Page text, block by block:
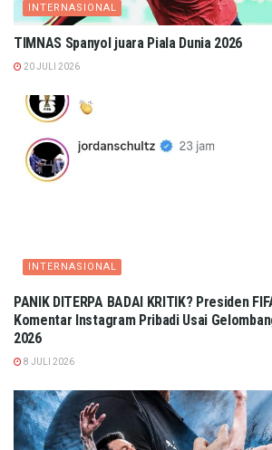
INTERNASIONAL
TIMNAS Spanyol juara Piala Dunia 2026
20 JULI 2026
INTERNASIONAL
PANIK DITERPA BADAI KRITIK? Presiden
Komentar Instagram Pribadi Usai
2026
8 JULI 2026